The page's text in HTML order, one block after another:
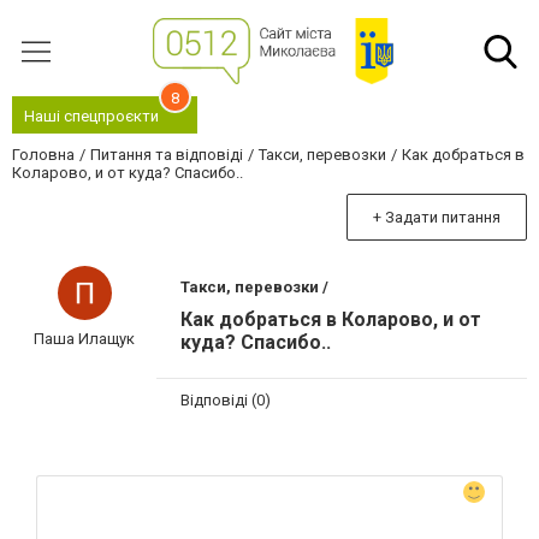
Наші спецпроєкти
8
Головна Питання та відповіді Такси, перевозки
Как добраться в
Коларово, и от куда? Спасибо..
+ Задати питання
Паша Илащук
Такси, перевозки /
Как добраться в Коларово, и от
куда? Спасибо..
Відповіді (0)